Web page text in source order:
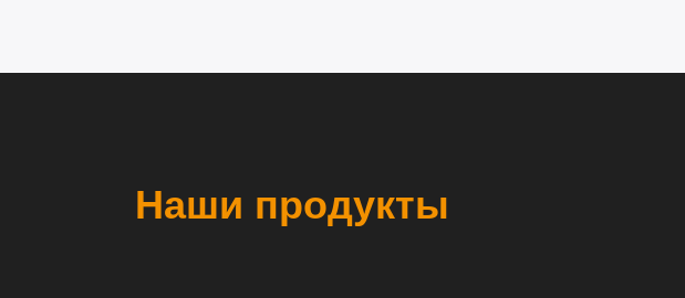
Наши продукты